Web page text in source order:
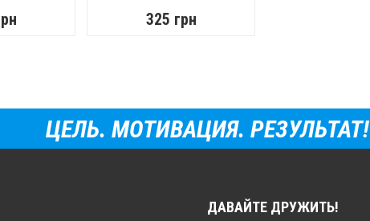
325 грн
ЦЕЛЬ. МОТИВАЦИЯ. РЕЗУЛЬТАТ!
ДАВАЙТЕ ДРУЖИТЬ!